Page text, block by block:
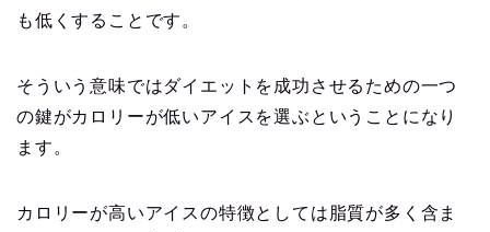
も低くすることです。
そういう意味ではダイエットを成功させるための一つ
の鍵がカロリーが低いアイスを選ぶということになり
ます。
カロリーが高いアイスの特徴としては脂質が多く含ま